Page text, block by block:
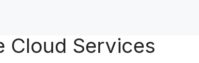
Cloud Services